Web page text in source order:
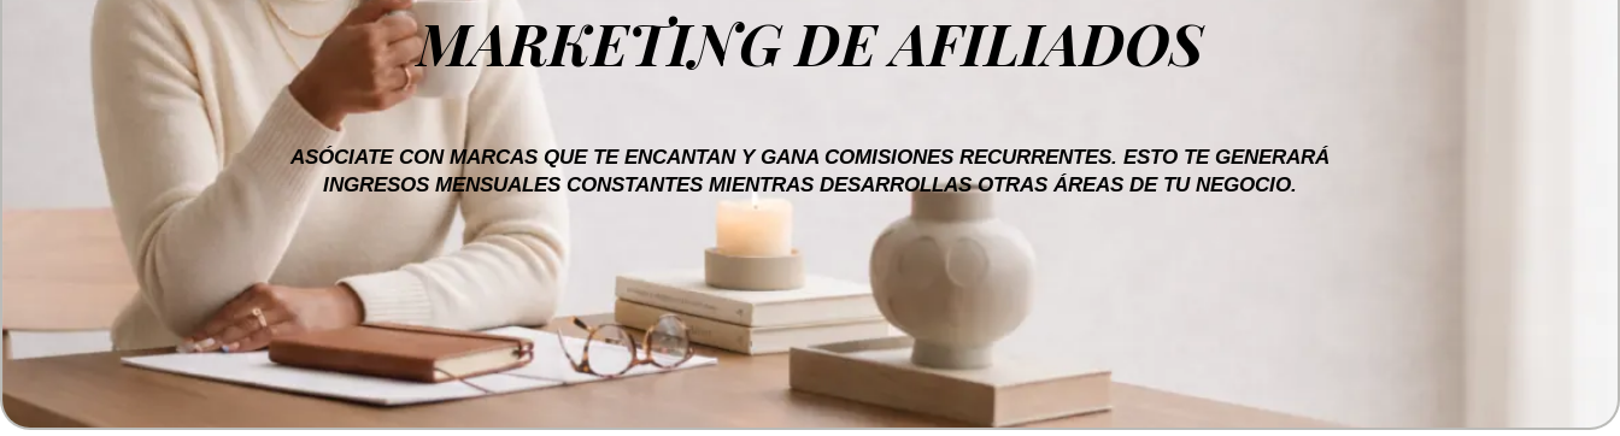
MARKETING DE AFILIADOS
ASÓCIATE CON MARCAS QUE TE ENCANTAN Y GANA COMISIONES RECURRENTES. ESTO TE GENERARÁ
INGRESOS MENSUALES CONSTANTES MIENTRAS DESARROLLAS OTRAS ÁREAS DE TU NEGOCIO.